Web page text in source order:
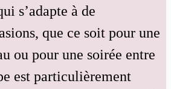
s’adapte à de
que ce soit pour une
ou pour une soirée entre
est particulièrement